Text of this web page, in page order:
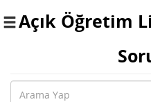
Toggle
Açık Öğretim